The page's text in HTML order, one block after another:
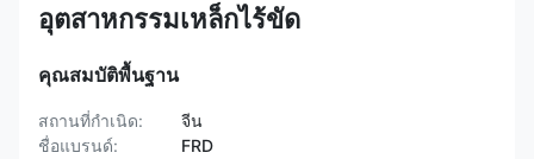
อุตสาหกรรมเหล็กไร้ขัด
คุณสมบัติพื้นฐาน
สถานที่กำเนิด:
จีน
ชื่อแบรนด์:
FRD